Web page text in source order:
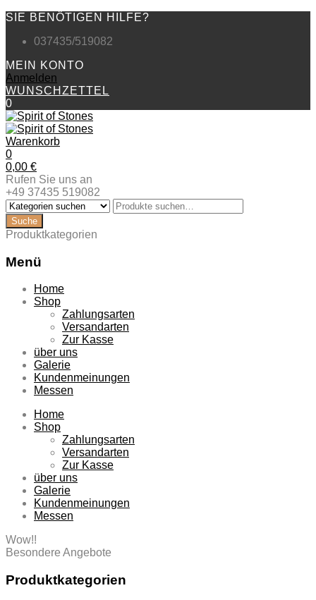
SIE BENÖTIGEN HILFE?
037435/519082
MEIN KONTO
Anmelden
WUNSCHZETTEL
0
Warenkorb
0
0,00 €
Rufen Sie uns an
+49 37435 519082
Produktkategorien
Menü
Zum
Inhalt
Home
Shop
Zahlungsarten
Versandarten
Zur Kasse
über uns
Galerie
Kundenmeinungen
Messen
Home
Shop
Zahlungsarten
Versandarten
Zur Kasse
über uns
Galerie
Kundenmeinungen
Messen
Wow!!
Besondere Angebote
Produktkategorien